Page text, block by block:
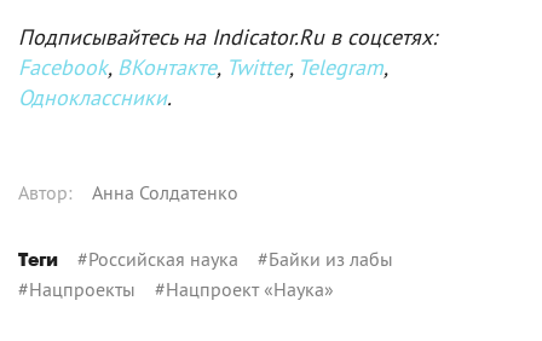
Подписывайтесь на Indicator.Ru в соцсетях:
Facebook, ВКонтакте, Twitter, Telegram,
Одноклассники.
Автор: Анна Солдатенко
Теги #Российская наука #Байки из лабы
#Нацпроекты #Нацпроект «Наука»